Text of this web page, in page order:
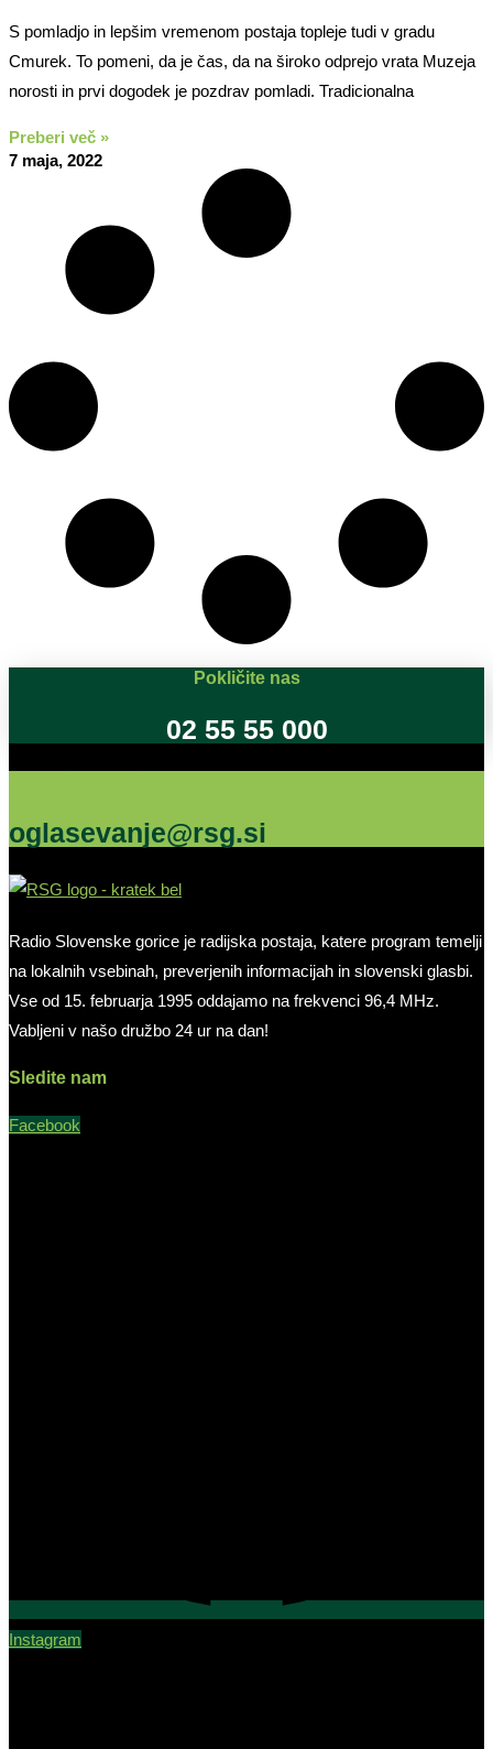
S pomladjo in lepšim vremenom postaja topleje tudi v gradu
Cmurek. To pomeni, da je čas, da na široko odprejo vrata Muzeja
norosti in prvi dogodek je pozdrav pomladi. Tradicionalna
Preberi več »
7 maja, 2022
Pokličite nas
02 55 55 000
oglasevanje@rsg.si
Radio Slovenske gorice je radijska postaja, katere program temelji
na lokalnih vsebinah, preverjenih informacijah in slovenski glasbi.
Vse od 15. februarja 1995 oddajamo na frekvenci 96,4 MHz.
Vabljeni v našo družbo 24 ur na dan!
Sledite nam
Facebook
Instagram